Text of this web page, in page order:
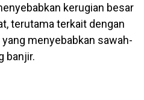
kerugian besar
terutama terkait dengan
menyebabkan sawah-
banjir.